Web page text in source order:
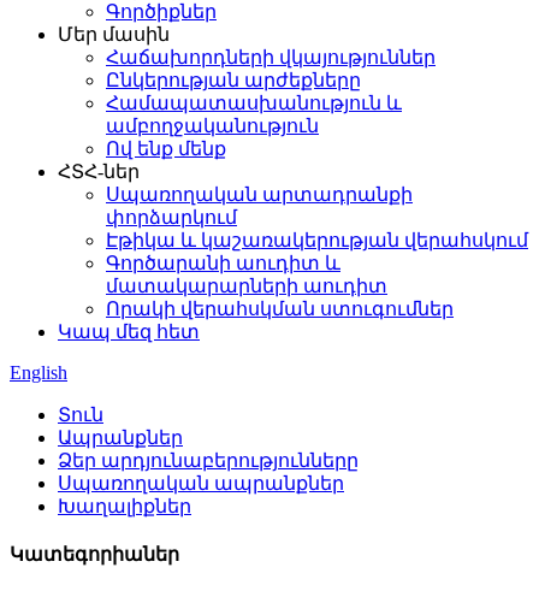
Գործիքներ
Մեր մասին
Հաճախորդների վկայություններ
Ընկերության արժեքները
Համապատասխանություն և
ամբողջականություն
Ով ենք մենք
ՀՏՀ-ներ
Սպառողական արտադրանքի
փորձարկում
Էթիկա և կաշառակերության վերահսկում
Գործարանի աուդիտ և
մատակարարների աուդիտ
Որակի վերահսկման ստուգումներ
Կապ մեզ հետ
English
Տուն
Ապրանքներ
Ձեր արդյունաբերությունները
Սպառողական ապրանքներ
Խաղալիքներ
Կատեգորիաներ